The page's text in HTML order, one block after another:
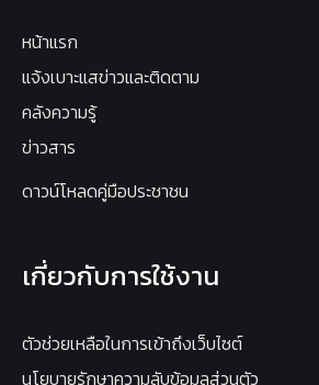
หน้าแรก
แจ้งเบาะแสข่าวและติดตาม
คลังความรู้
ข่าวสาร
ดาวน์โหลดคู่มือประชาชน
เกี่ยวกับการใช้งาน
ตัวช่วยเหลือในการเข้าถึงเว็บไซต์
นโยบายรักษาความลับข้อมูลส่วนตัว